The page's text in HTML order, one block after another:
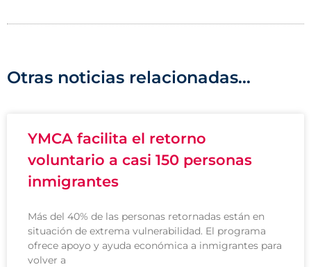
Otras noticias relacionadas...
YMCA facilita el retorno
voluntario a casi 150 personas
inmigrantes
Más del 40% de las personas retornadas están en
situación de extrema vulnerabilidad. El programa
ofrece apoyo y ayuda económica a inmigrantes para
volver a